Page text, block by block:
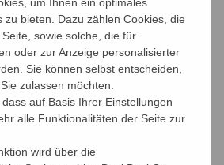
über die Veröffentlichung des
und der Abbruch der
die Presse in Rheinland-Pfalz
der Therapeutenkammer tritt nach
zu bieten. Dazu zählen Cookies, die
sowie solche, die für
oder zur Anzeige personalisierter
Sie können selbst entscheiden,
zulassen möchten.
auf Basis Ihrer Einstellungen
alle Funktionalitäten der Seite zur
wird über die